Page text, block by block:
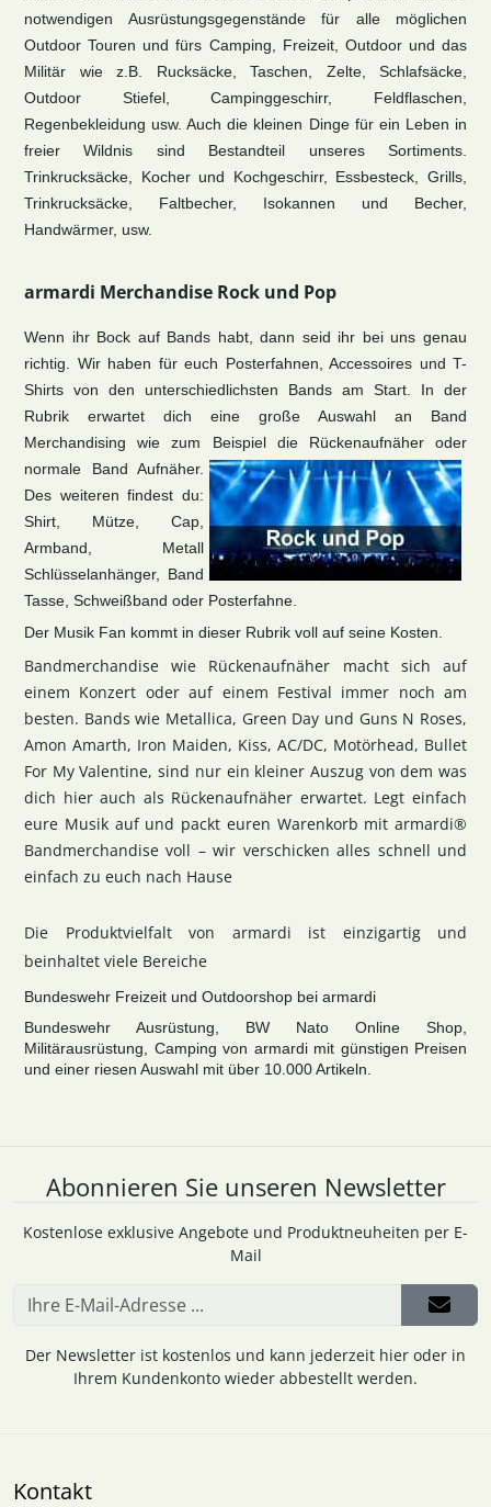
notwendigen Ausrüstungsgegenstände für alle möglichen
Outdoor Touren und fürs Camping, Freizeit, Outdoor und das
Militär wie z.B. Rucksäcke, Taschen, Zelte, Schlafsäcke,
Outdoor Stiefel, Campinggeschirr, Feldflaschen,
Regenbekleidung usw. Auch die kleinen Dinge für ein Leben in
freier Wildnis sind Bestandteil unseres Sortiments.
Trinkrucksäcke, Kocher und Kochgeschirr, Essbesteck, Grills,
Trinkrucksäcke, Faltbecher, Isokannen und Becher,
Handwärmer, usw.
armardi Merchandise Rock und Pop
Wenn ihr Bock auf Bands habt, dann seid ihr bei uns genau
richtig. Wir haben für euch Posterfahnen, Accessoires und T-
Shirts von den unterschiedlichsten Bands am Start. In der
Rubrik erwartet dich eine große Auswahl an Band
Merchandising wie zum Beispiel die Rückenaufnäher oder
normale Band Aufnäher.
Des weiteren findest du:
Shirt, Mütze, Cap,
Armband, Metall
Schlüsselanhänger, Band
Tasse, Schweißband oder Posterfahne.
Der Musik Fan kommt in dieser Rubrik voll auf seine Kosten.
Bandmerchandise wie Rückenaufnäher macht sich auf
einem Konzert oder auf einem Festival immer noch am
besten. Bands wie Metallica, Green Day und Guns N Roses,
Amon Amarth, Iron Maiden, Kiss, AC/DC, Motörhead, Bullet
For My Valentine, sind nur ein kleiner Auszug von dem was
dich hier auch als Rückenaufnäher erwartet. Legt einfach
eure Musik auf und packt euren Warenkorb mit armardi®
Bandmerchandise voll – wir verschicken alles schnell und
einfach zu euch nach Hause
Die Produktvielfalt von armardi ist einzigartig und
beinhaltet viele Bereiche
Bundeswehr Freizeit und Outdoorshop bei armardi
Bundeswehr Ausrüstung, BW Nato Online Shop,
Militärausrüstung, Camping von armardi mit günstigen Preisen
und einer riesen Auswahl mit über 10.000 Artikeln.
Abonnieren Sie unseren Newsletter
Kostenlose exklusive Angebote und Produktneuheiten per E-
Mail
Der Newsletter ist kostenlos und kann jederzeit hier oder in
Ihrem Kundenkonto wieder abbestellt werden.
Kontakt